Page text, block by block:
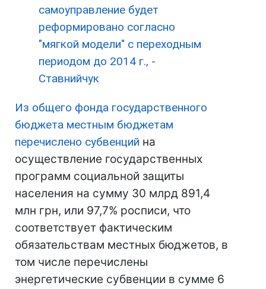
самоуправление будет
реформировано согласно
"мягкой модели" с переходным
периодом до 2014 г., -
Ставнийчук
Из общего фонда государственного
бюджета местным бюджетам
перечислено субвенций на
осуществление государственных
программ социальной защиты
населения на сумму 30 млрд 891,4
млн грн, или 97,7% росписи, что
соответствует фактическим
обязательствам местных бюджетов, в
том числе перечислены
энергетические субвенции в сумме 6